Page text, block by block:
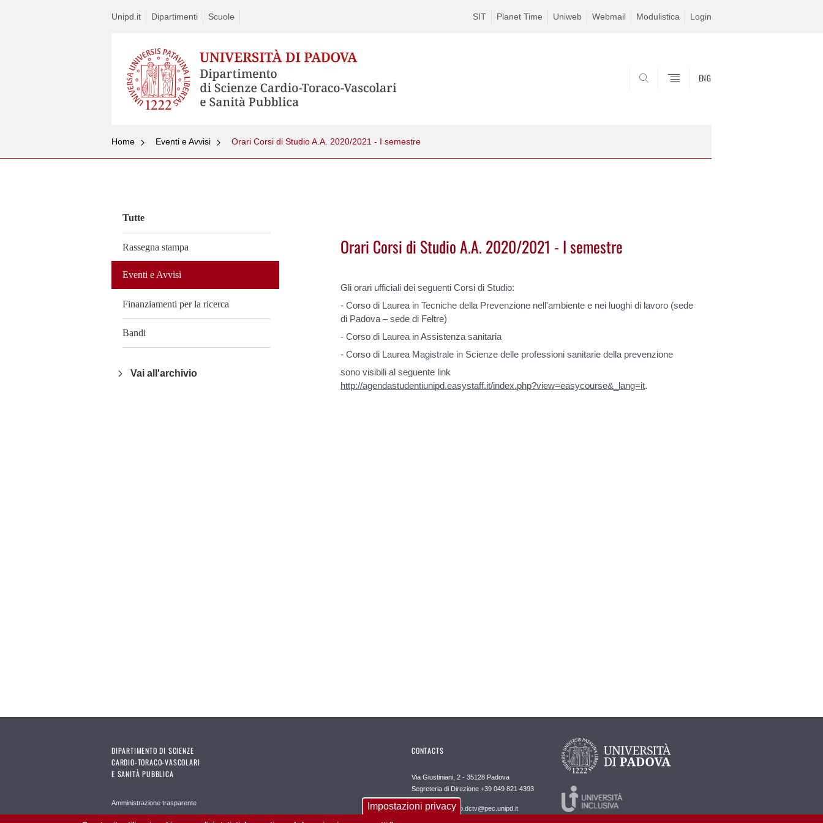
Unipd.it Dipartimenti Scuole SIT Planet Time Uniweb Webmail Modulistica Login
ENG
Home Eventi e Avvisi Orari Corsi di Studio A.A. 2020/2021 - I semestre
Tutte
Rassegna stampa
Eventi e Avvisi
Finanziamenti per la ricerca
Bandi
Vai all'archivio
Orari Corsi di Studio A.A. 2020/2021 - I semestre
Gli orari ufficiali dei seguenti Corsi di Studio:
- Corso di Laurea in Tecniche della Prevenzione nell'ambiente e nei luoghi di lavoro (sede
di Padova – sede di Feltre)
- Corso di Laurea in Assistenza sanitaria
- Corso di Laurea Magistrale in Scienze delle professioni sanitarie della prevenzione
sono visibili al seguente link
http://agendastudentiunipd.easystaff.it/index.php?view=easycourse&_lang=it.
DIPARTIMENTO DI SCIENZE
CARDIO-TORACO-VASCOLARI
E SANITÀ PUBBLICA
Amministrazione trasparente
CONTACTS
Via Giustiniani, 2 - 35128 Padova
Segreteria di Direzione +39 049 821 4393
PEC dipartimento.dctv@pec.unipd.it
Impostazioni privacy